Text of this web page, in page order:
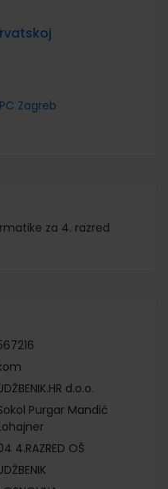
Zagreb
za 4. razred
d.o.o.
Purgar Mandić
4.RAZRED OŠ